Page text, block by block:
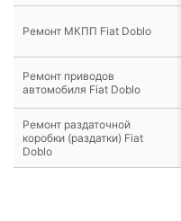
Ремонт МКПП Fiat Doblo
Ремонт приводов
автомобиля Fiat Doblo
Ремонт раздаточной
коробки (раздатки) Fiat
Doblo